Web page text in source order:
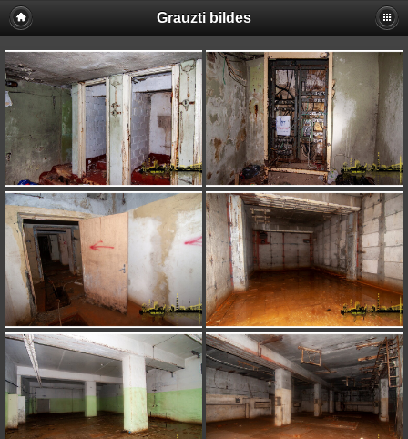
Grauzti bildes